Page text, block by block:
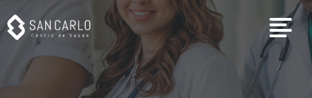
Dr. ARTUR